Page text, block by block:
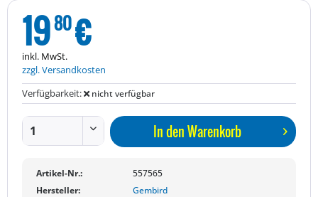
1980€
inkl. MwSt.
zzgl. Versandkosten
Verfügbarkeit:
nicht verfügbar
In denWarenkorb
Artikel-Nr.:
557565
Hersteller:
Gembird